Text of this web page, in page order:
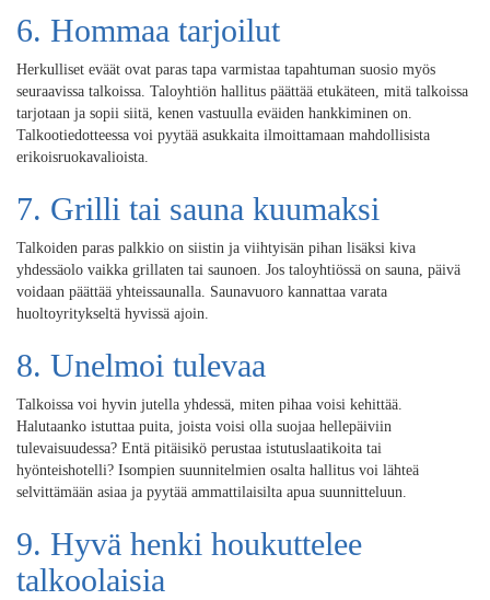
6. Hommaa tarjoilut
Herkulliset eväät ovat paras tapa varmistaa tapahtuman suosio myös
seuraavissa talkoissa. Taloyhtiön hallitus päättää etukäteen, mitä talkoissa
tarjotaan ja sopii siitä, kenen vastuulla eväiden hankkiminen on.
Talkootiedotteessa voi pyytää asukkaita ilmoittamaan mahdollisista
erikoisruokavalioista.
7. Grilli tai sauna kuumaksi
Talkoiden paras palkkio on siistin ja viihtyisän pihan lisäksi kiva
yhdessäolo vaikka grillaten tai saunoen. Jos taloyhtiössä on sauna, päivä
voidaan päättää yhteissaunalla. Saunavuoro kannattaa varata
huoltoyritykseltä hyvissä ajoin.
8. Unelmoi tulevaa
Talkoissa voi hyvin jutella yhdessä, miten pihaa voisi kehittää.
Halutaanko istuttaa puita, joista voisi olla suojaa hellepäiviin
tulevaisuudessa? Entä pitäisikö perustaa istutuslaatikoita tai
hyönteishotelli? Isompien suunnitelmien osalta hallitus voi lähteä
selvittämään asiaa ja pyytää ammattilaisilta apua suunnitteluun.
9. Hyvä henki houkuttelee
talkoolaisia